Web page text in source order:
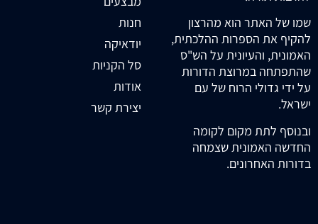
שמו של האתר הוא מהרצון
להקיף את הספרות ההלכתית,
האמונית, והעיונית על הש"ס
שהתפתחה במרוצת הדורות
על ידי גדולי הרוח של עם
ישראל.
ובנוסף לתת מקום לקומה
החדשה האמונית שצמחה
בדורות האחרונים.
חנות
יודאיקה
סל הקניות
אודות
יצירת קשר